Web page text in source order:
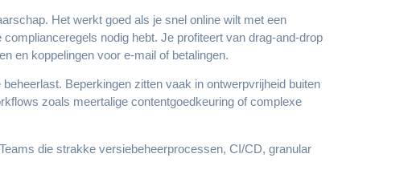
Het werkt goed als je snel online wilt met een
nodig hebt. Je profiteert van drag-and-drop
en koppelingen voor e-mail of betalingen.
Beperkingen zitten vaak in ontwerpvrijheid buiten
zoals meertalige contentgoedkeuring of complexe
die strakke versiebeheerprocessen, CI/CD, granular